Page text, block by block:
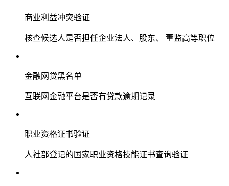
商业利益冲突验证
核查候选人是否担任企业法人、股东、 董监高等职位
金融网贷黑名单
互联网金融平台是否有贷款逾期记录
职业资格证书验证
人社部登记的国家职业资格技能证书查询验证